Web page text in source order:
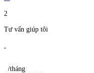
2
Tư vấn giúp tôi
/tháng